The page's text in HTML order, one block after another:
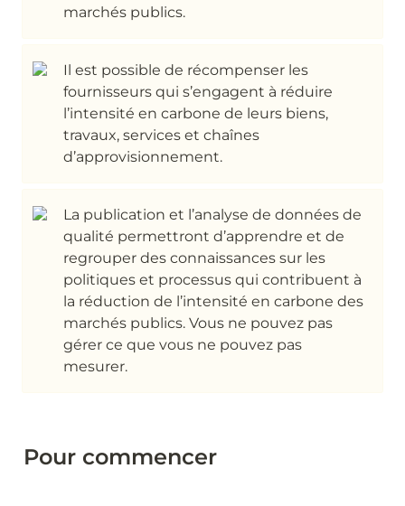
marchés publics.
Il est possible de récompenser les
fournisseurs qui s’engagent à réduire
l’intensité en carbone de leurs biens,
travaux, services et chaînes
d’approvisionnement.
La publication et l’analyse de données de
qualité permettront d’apprendre et de
regrouper des connaissances sur les
politiques et processus qui contribuent à
la réduction de l’intensité en carbone des
marchés publics. Vous ne pouvez pas
gérer ce que vous ne pouvez pas
mesurer.
Pour commencer